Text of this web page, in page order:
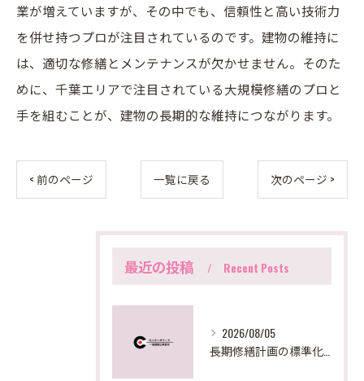
業が増えていますが、その中でも、信頼性と高い技術力
を併せ持つプロが注目されているのです。建物の維持に
は、適切な修繕とメンテナンスが欠かせません。そのた
めに、千葉エリアで注目されている大規模修繕のプロと
手を組むことが、建物の長期的な維持につながります。
< 前のページ 一覧に戻る 次のページ >
最近の投稿 Recent Posts
2026/08/05